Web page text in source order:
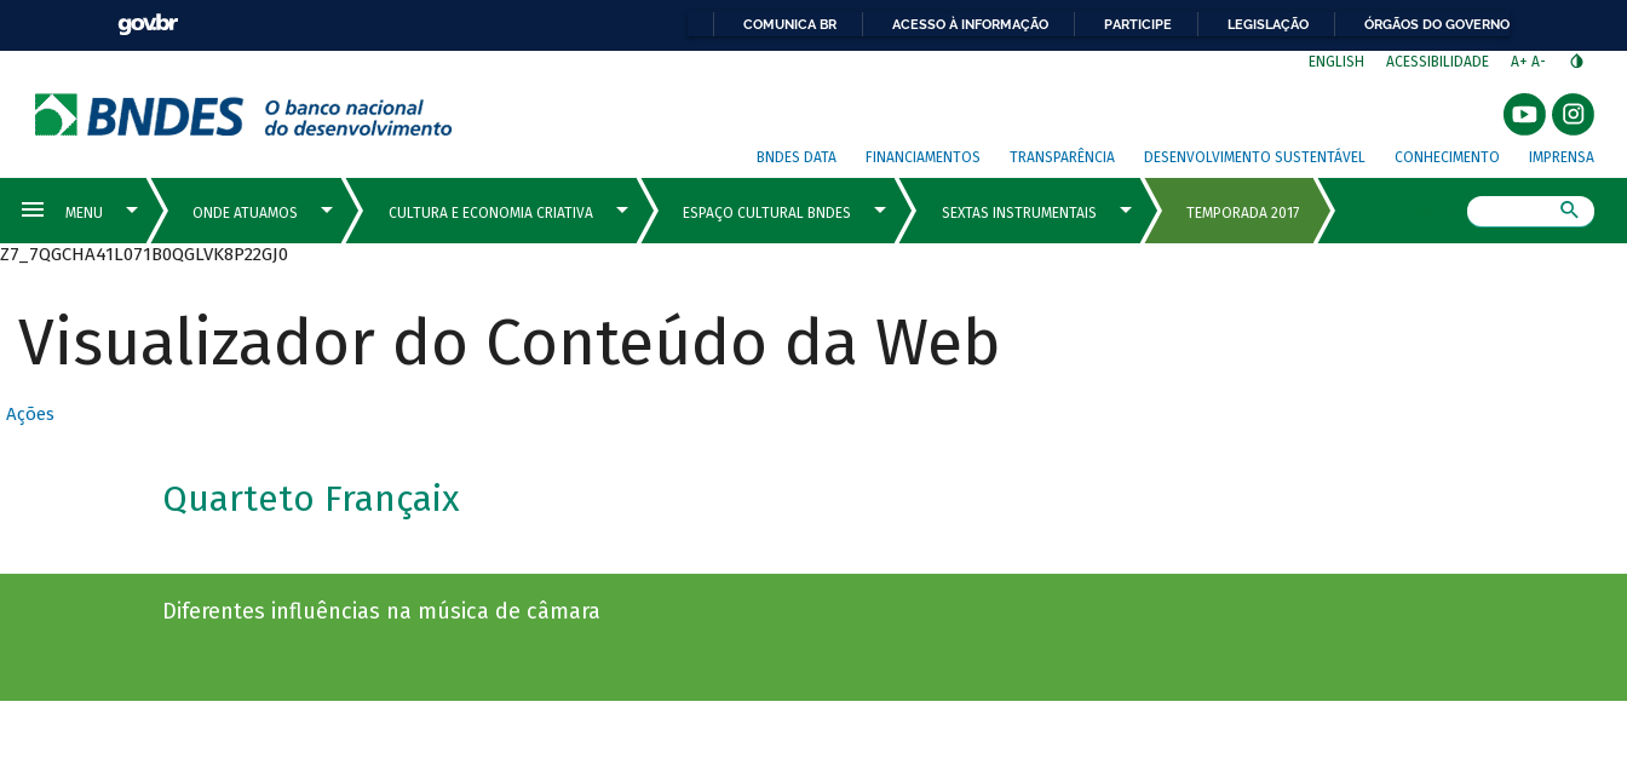
COMUNICA BR ACESSO À INFORMAÇÃO PARTICIPE LEGISLAÇÃO ÓRGÃOS DO GOVERNO
ENGLISH ACESSIBILIDADE A+ A-
BNDES DATA FINANCIAMENTOS TRANSPARÊNCIA DESENVOLVIMENTO SUSTENTÁVEL CONHECIMENTO IMPRENSA
Z7_7QGCHA41L071B0QGLVK8P22GJ0
Visualizador do Conteúdo da Web
Ações
Quarteto Françaix
Diferentes influências na música de câmara